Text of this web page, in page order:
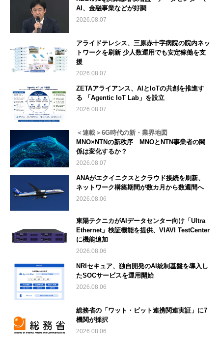
AI、金融事業などが好調
2026.08.07
アライドテレシス、三原赤十字病院の院内ネッ
トワークを刷新 少人数運用でも安定稼働を支
援
2026.08.07
ZETAアライアンス、AIとIoTの共創を推進す
る 「Agentic IoT Lab」を設立
2026.08.07
＜連載＞6G時代の新・業界地図
MNO×NTNの新秩序 MNOとNTN事業者の関
係は変化するか？
2026.08.07
ANAがエクイニクスとクラウド接続を刷新、
ネットワーク構築期間が数カ月から数週間へ
2026.08.06
東陽テクニカがAIデータセンター向け「Ultra
Ethernet」検証機能を提供、VIAVI TestCenter
に機能追加
2026.08.06
NRIセキュア、独自開発のAI統制基盤を導入し
たSOCサービスを運用開始
2026.08.06
総務省の「ワット・ビット連携関連実証」に7
機関が採択
2026.08.06